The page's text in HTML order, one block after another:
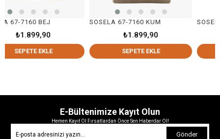
BEJ
EKLE
SOSELA 67-7160 KUM
₺1.899,90
SEPETE EKLE
E-Bültenimize Kayıt Olun
Hemen Kayıt Ol Fırsatlardan Önce Sen Haberdar Ol!
Gönder